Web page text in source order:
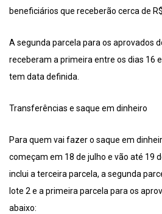
beneficiários que receberão cerca de
A segunda parcela para os aprovados
receberam a primeira entre os dias 16
tem data definida.
Transferências e saque em dinheiro
Para quem vai fazer o saque em
começam em 18 de julho e vão até 19
inclui a terceira parcela, a segunda
lote 2 e a primeira parcela para os
abaixo: